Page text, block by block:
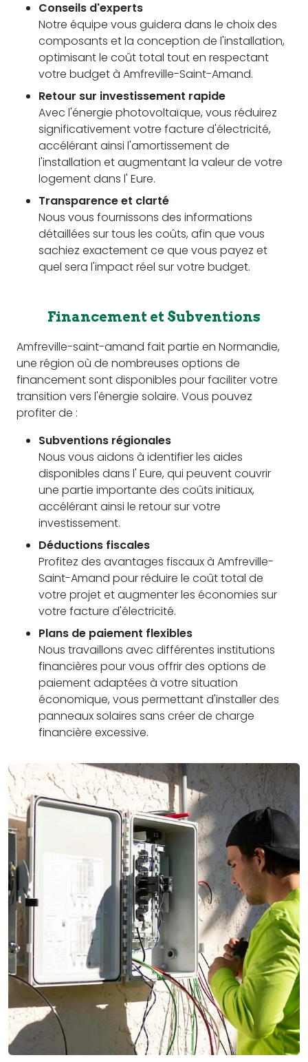
Conseils d'experts
Notre équipe vous guidera dans le choix des
composants et la conception de l'installation,
optimisant le coût total tout en respectant
votre budget à Amfreville-Saint-Amand.
Retour sur investissement rapide
Avec l'énergie photovoltaïque, vous réduirez
significativement votre facture d'électricité,
accélérant ainsi l'amortissement de
l'installation et augmentant la valeur de votre
logement dans l' Eure.
Transparence et clarté
Nous vous fournissons des informations
détaillées sur tous les coûts, afin que vous
sachiez exactement ce que vous payez et
quel sera l'impact réel sur votre budget.
Financement et Subventions
Amfreville-saint-amand fait partie en Normandie,
une région où de nombreuses options de
financement sont disponibles pour faciliter votre
transition vers l'énergie solaire. Vous pouvez
profiter de :
Subventions régionales
Nous vous aidons à identifier les aides
disponibles dans l' Eure, qui peuvent couvrir
une partie importante des coûts initiaux,
accélérant ainsi le retour sur votre
investissement.
Déductions fiscales
Profitez des avantages fiscaux à Amfreville-
Saint-Amand pour réduire le coût total de
votre projet et augmenter les économies sur
votre facture d'électricité.
Plans de paiement flexibles
Nous travaillons avec différentes institutions
financières pour vous offrir des options de
paiement adaptées à votre situation
économique, vous permettant d'installer des
panneaux solaires sans créer de charge
financière excessive.